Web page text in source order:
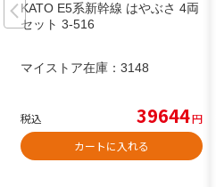
KATO E5系新幹線 はやぶさ 4両
セット 3-516
マイストア在庫： 3148
税込 39644円
カートに入れる